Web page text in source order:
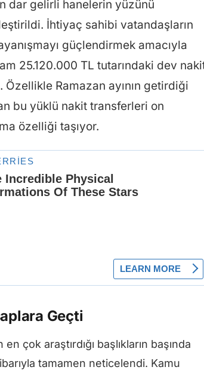
dar gelirli hanelerin yüzünü
İhtiyaç sahibi vatandaşların
güçlendirmek amacıyla
25.120.000 TL tutarındaki dev
Özellikle Ramazan ayının getirdiği
bu yüklü nakit transferleri on
özelliği taşıyor.
Geçti
çok araştırdığı başlıkların başında
tamamen neticelendi. Kamu